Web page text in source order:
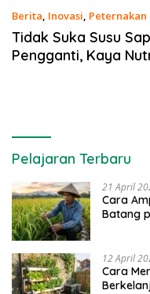
Berita, Inovasi, Peternakan
Tidak Suka Susu
Pengganti, Kaya
Pelajaran Terbaru
21 April
Cara
Batang
12 April
Cara